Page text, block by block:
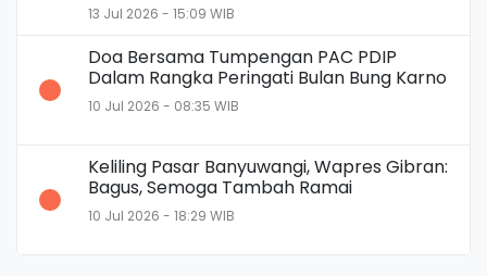
13 Jul 2026 - 15:09 WIB
Doa Bersama Tumpengan PAC PDIP
Dalam Rangka Peringati Bulan Bung Karno
10 Jul 2026 - 08:35 WIB
Keliling Pasar Banyuwangi, Wapres Gibran:
Bagus, Semoga Tambah Ramai
10 Jul 2026 - 18:29 WIB